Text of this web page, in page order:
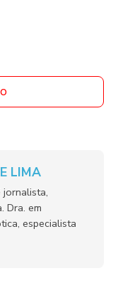
LIMA
jornalista,
Dra. em
especialista